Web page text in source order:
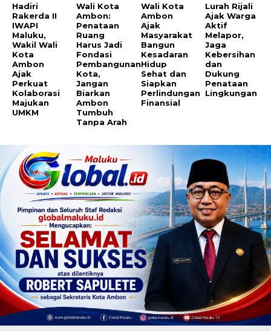
Hadiri
Rakerda II
IWAPI
Maluku,
Wakil Wali
Kota
Ambon
Ajak
Perkuat
Kolaborasi
Majukan
UMKM
Wali Kota
Ambon:
Penataan
Ruang
Harus Jadi
Fondasi
Pembangunan
Kota,
Jangan
Biarkan
Ambon
Tumbuh
Tanpa Arah
Wali Kota
Ambon
Ajak
Masyarakat
Bangun
Kesadaran
Hidup
Sehat dan
Siapkan
Perlindungan
Finansial
Lurah Rijali
Ajak Warga
Aktif
Melapor,
Jaga
Kebersihan
dan
Dukung
Penataan
Lingkungan